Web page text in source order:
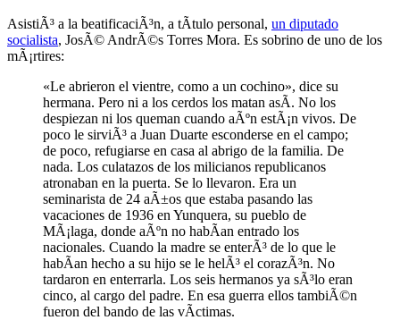
AsistiÃ³ a la beatificaciÃ³n, a tÃ­tulo personal, un diputado
socialista, JosÃ© AndrÃ©s Torres Mora. Es sobrino de uno de los
mÃ¡rtires:
«Le abrieron el vientre, como a un cochino», dice su
hermana. Pero ni a los cerdos los matan asÃ­. No los
despiezan ni los queman cuando aÃºn estÃ¡n vivos. De
poco le sirviÃ³ a Juan Duarte esconderse en el campo;
de poco, refugiarse en casa al abrigo de la familia. De
nada. Los culatazos de los milicianos republicanos
atronaban en la puerta. Se lo llevaron. Era un
seminarista de 24 aÃ±os que estaba pasando las
vacaciones de 1936 en Yunquera, su pueblo de
MÃ¡laga, donde aÃºn no habÃ­an entrado los
nacionales. Cuando la madre se enterÃ³ de lo que le
habÃ­an hecho a su hijo se le helÃ³ el corazÃ³n. No
tardaron en enterrarla. Los seis hermanos ya sÃ³lo eran
cinco, al cargo del padre. En esa guerra ellos tambiÃ©n
fueron del bando de las vÃ­ctimas.